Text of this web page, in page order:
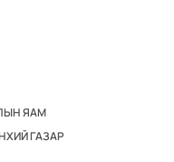
ЯАМ
ГАЗАР